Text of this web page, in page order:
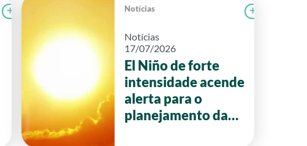
Notícias
Notícias
17/07/2026
El Niño de forte
intensidade acende
alerta para o
planejamento da